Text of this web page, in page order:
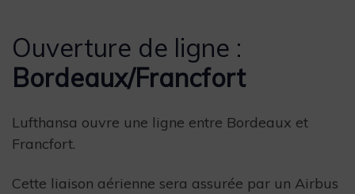
Ouverture de ligne :
Bordeaux/Francfort
Lufthansa ouvre une ligne entre Bordeaux et
Francfort.
Cette liaison aérienne sera assurée par un Airbus